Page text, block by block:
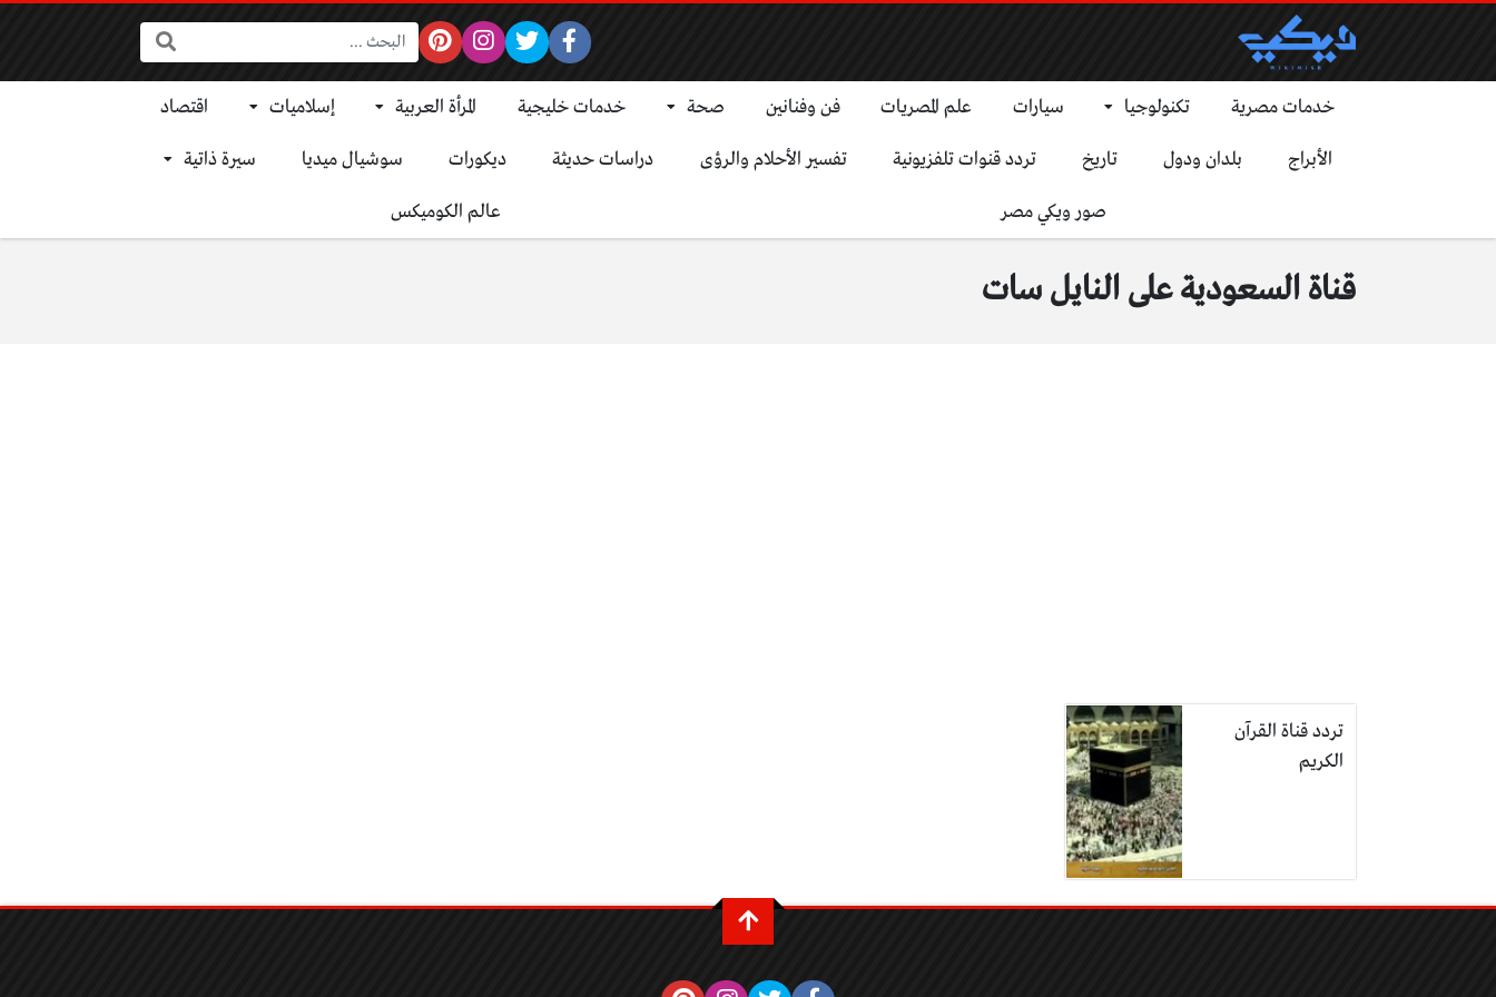
البحث:
خدمات مصرية تكنولوجيا سيارات علم المصريات فن وفنانين صحة خدمات خليجية المرأة العربية إسلاميات اقتصاد
الأبراج بلدان ودول تاريخ تردد قنوات تلفزيونية تفسير الأحلام والرؤى دراسات حديثة ديكورات سوشيال ميديا سيرة ذاتية
صور ويكي مصر عالم الكوميكس
قناة السعودية على النايل سات
تردد قناة القرآن
الكريم